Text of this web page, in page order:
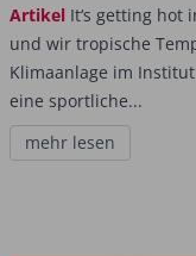
Artikel It‘s getting hot
und wir tropische
Klimaanlage im
eine sportliche...
mehr lesen